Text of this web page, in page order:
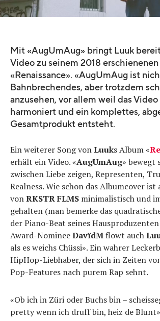
Mit «AugUmAug» bringt Luuk
Video zu seinem 2018
«Renaissance». «AugUmAug ist
Bahnbrechendes, aber trotzdem
anzusehen, vor allem weil das
harmoniert und ein komplettes,
Gesamtprodukt entsteht.
Ein weiterer Song vonLuuks Album «
erhält ein Video. «AugUmAug» bewegt
zwischen Liebe zeigen, Representen,
Realness. Wie schon das Albumcover ist
vonRKSTR FLMS minimalistisch und
gehalten (man bemerke das
der Piano-Beat seines
Award-NomineeDavïdMflowt auch
als es weichs Chüssi». Ein wahrer
HipHop-Liebhaber, der sich in Zeiten
Pop-Features nach purem Rap sehnt.
«Ob ich in Züri oder Buchs bin –
pretty wenn ich druff bin, heiz de Blunt»